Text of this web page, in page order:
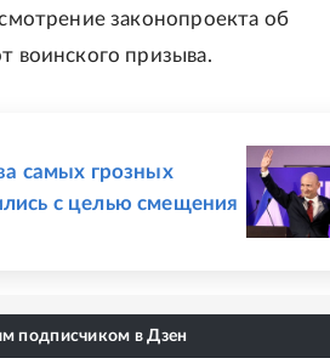
законопроекта об
воинского призыва.
самых грозных
с целью смещения
подписчиком в Дзен